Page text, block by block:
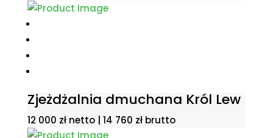
Zjeżdżalnia dmuchana Król Lew
12 000 zł netto | 14 760 złbrutto